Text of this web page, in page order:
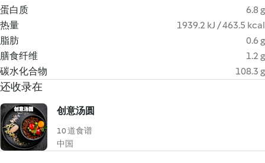
蛋白质
6.8 g
热量
1939.2 kJ / 463.5 kcal
脂肪
0.6 g
膳食纤维
1.2 g
碳水化合物
108.3 g
还收录在
创意汤圆
10 道食谱
中国